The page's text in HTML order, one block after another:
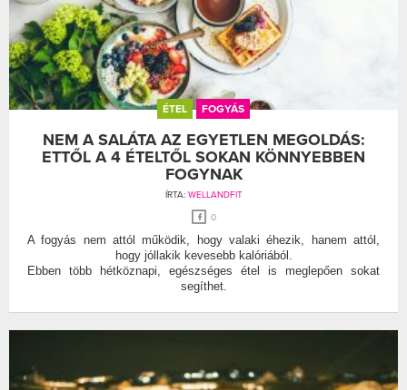
ÉTEL FOGYÁS
NEM A SALÁTA AZ EGYETLEN MEGOLDÁS:
ETTŐL A 4 ÉTELTŐL SOKAN KÖNNYEBBEN
FOGYNAK
ÍRTA: WELLANDFIT
0
A fogyás nem attól működik, hogy valaki éhezik, hanem attól,
hogy jóllakik kevesebb kalóriából.
Ebben több hétköznapi, egészséges étel is meglepően sokat
segíthet.